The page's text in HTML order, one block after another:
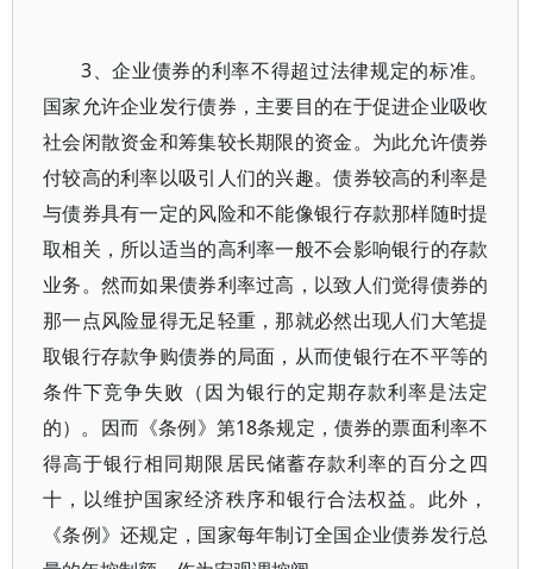
3、企业债券的利率不得超过法律规定的标准。
国家允许企业发行债券，主要目的在于促进企业吸收
社会闲散资金和筹集较长期限的资金。为此允许债券
付较高的利率以吸引人们的兴趣。债券较高的利率是
与债券具有一定的风险和不能像银行存款那样随时提
取相关，所以适当的高利率一般不会影响银行的存款
业务。然而如果债券利率过高，以致人们觉得债券的
那一点风险显得无足轻重，那就必然出现人们大笔提
取银行存款争购债券的局面，从而使银行在不平等的
条件下竞争失败（因为银行的定期存款利率是法定
的）。因而《条例》第18条规定，债券的票面利率不
得高于银行相同期限居民储蓄存款利率的百分之四
十，以维护国家经济秩序和银行合法权益。此外，
《条例》还规定，国家每年制订全国企业债券发行总